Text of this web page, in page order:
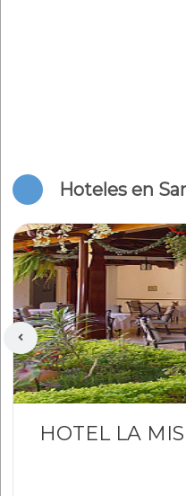
Hoteles en
HOTEL LA